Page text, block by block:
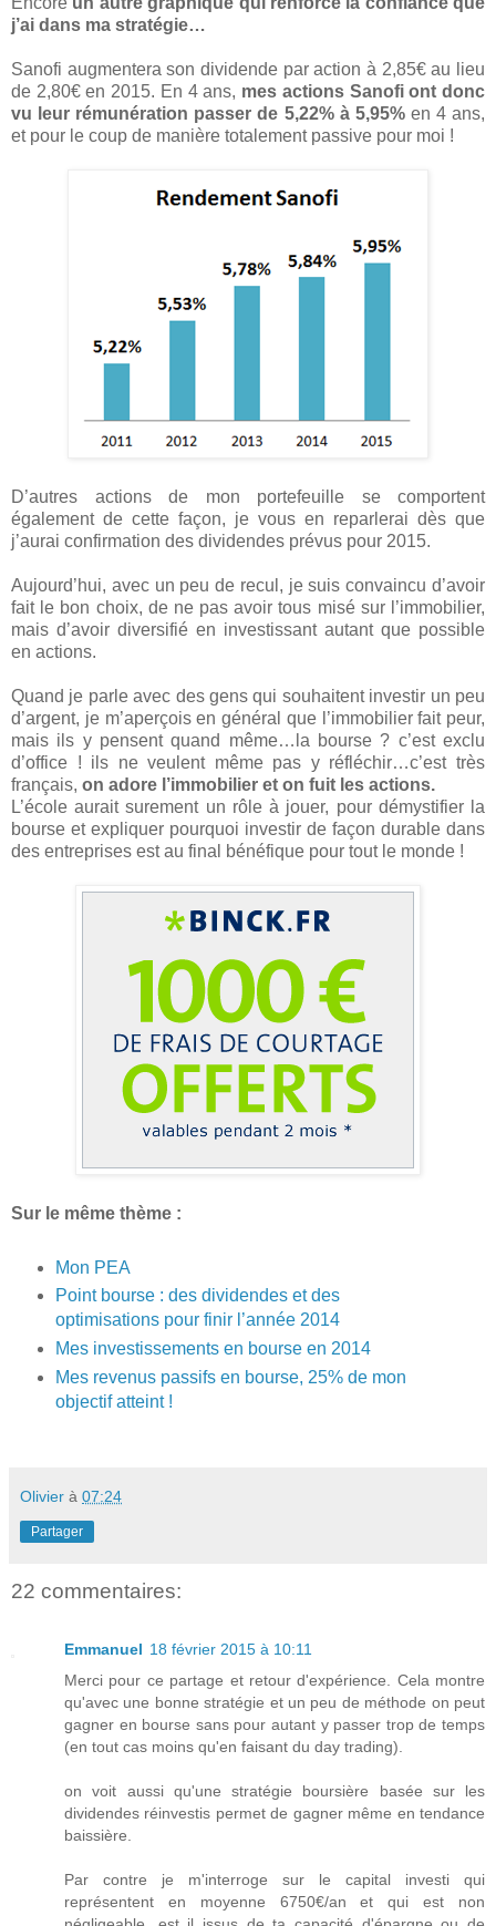
j’ai dans ma stratégie…
Sanofi augmentera son dividende par action à 2,85€ au lieu
de 2,80€ en 2015. En 4 ans, mes actions Sanofi ont donc
vu leur rémunération passer de 5,22% à 5,95% en 4 ans,
et pour le coup de manière totalement passive pour moi !
D’autres actions de mon portefeuille se comportent
également de cette façon, je vous en reparlerai dès que
j’aurai confirmation des dividendes prévus pour 2015.
Aujourd’hui, avec un peu de recul, je suis convaincu d’avoir
fait le bon choix, de ne pas avoir tous misé sur l’immobilier,
mais d’avoir diversifié en investissant autant que possible
en actions.
Quand je parle avec des gens qui souhaitent investir un peu
d’argent, je m’aperçois en général que l’immobilier fait peur,
mais ils y pensent quand même…la bourse ? c’est exclu
d’office ! ils ne veulent même pas y réfléchir…c’est très
français, on adore l’immobilier et on fuit les actions.
L’école aurait surement un rôle à jouer, pour démystifier la
bourse et expliquer pourquoi investir de façon durable dans
des entreprises est au final bénéfique pour tout le monde !
Sur le même thème :
Mon PEA
Point bourse : des dividendes et des
optimisations pour finir l’année 2014
Mes investissements en bourse en 2014
Mes revenus passifs en bourse, 25% de mon
objectif atteint !
Olivier à 07:24
Partager
22 commentaires:
Emmanuel 18 février 2015 à 10:11
Merci pour ce partage et retour d'expérience. Cela montre
qu'avec une bonne stratégie et un peu de méthode on peut
gagner en bourse sans pour autant y passer trop de temps
(en tout cas moins qu'en faisant du day trading).
on voit aussi qu'une stratégie boursière basée sur les
dividendes réinvestis permet de gagner même en tendance
baissière.
Par contre je m'interroge sur le capital investi qui
représentent en moyenne 6750€/an et qui est non